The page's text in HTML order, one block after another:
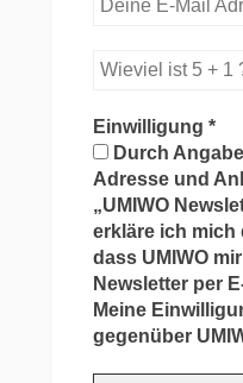
Einwilligung*
Durch
Adresse und
„UMIWO
erkläre ich mich
dass UMIWO
Newsletter per
Meine
gegenüber